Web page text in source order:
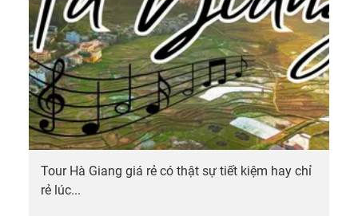
Tour Hà Giang giá rẻ có thật sự tiết kiệm hay chỉ
rẻ lúc...